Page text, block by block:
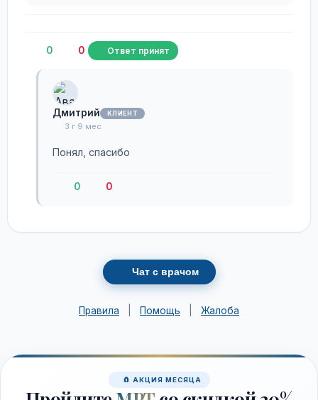
0 0 Ответ принят
Дмитрий КЛИЕНТ
3 г 9 мес
Понял, спасибо
0 0
Чат с врачом
Правила Помощь Жалоба
🧲 АКЦИЯ МЕСЯЦА